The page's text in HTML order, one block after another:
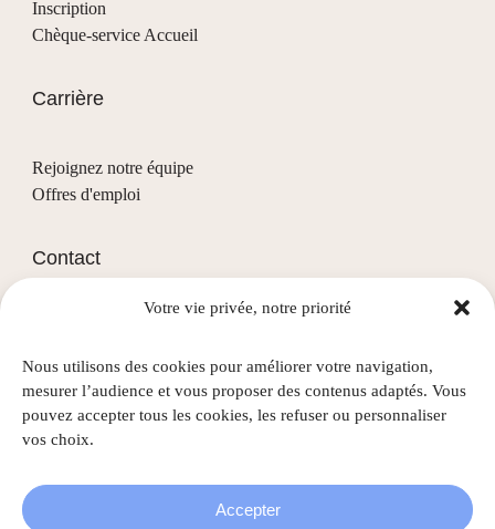
Votre vie privée, notre priorité
Nous utilisons des cookies pour améliorer votre navigation,
mesurer l’audience et vous proposer des contenus adaptés. Vous
pouvez accepter tous les cookies, les refuser ou personnaliser
vos choix.
Accepter
Inscription
Chèque-service Accueil
Carrière
Rejoignez notre équipe
Offres d'emploi
Contact
L-3911 Mondercange